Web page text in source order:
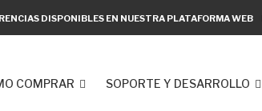
DISPONIBLES EN NUESTRA PLATAFORMA WEB
COMPRAR SOPORTE Y DESARROLLO